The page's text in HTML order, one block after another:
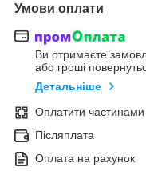
Умови оплати
Ви отримаєте
або гроші
Детальніше
Оплатити частинами
Післяплата
Оплата на рахунок